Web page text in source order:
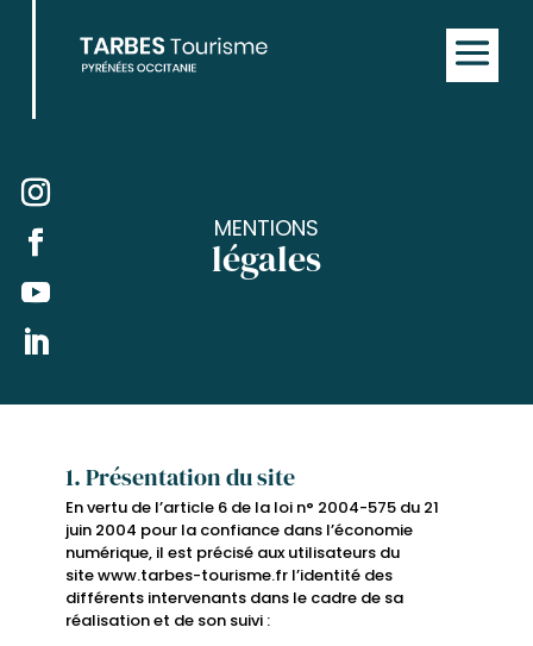
MENTIONS
légales
1. Présentation du site
En vertu de l’article 6 de la loi n° 2004-575 du 21
juin 2004 pour la confiance dans l’économie
numérique, il est précisé aux utilisateurs du
site www.tarbes-tourisme.fr l’identité des
différents intervenants dans le cadre de sa
réalisation et de son suivi :